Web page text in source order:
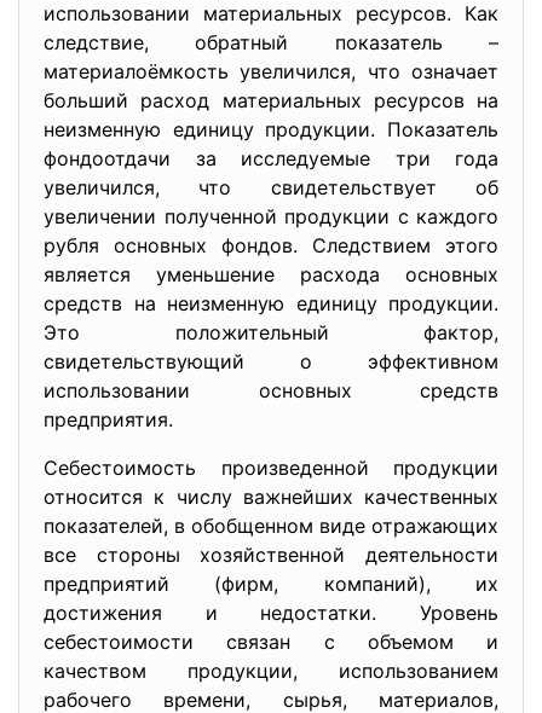
использовании материальных ресурсов. Как
следствие, обратный показатель –
материалоёмкость увеличился, что означает
больший расход материальных ресурсов на
неизменную единицу продукции. Показатель
фондоотдачи за исследуемые три года
увеличился, что свидетельствует об
увеличении полученной продукции с каждого
рубля основных фондов. Следствием этого
является уменьшение расхода основных
средств на неизменную единицу продукции.
Это положительный фактор,
свидетельствующий о эффективном
использовании основных средств
предприятия.
Себестоимость произведенной продукции
относится к числу важнейших качественных
показателей, в обобщенном виде отражающих
все стороны хозяйственной деятельности
предприятий (фирм, компаний), их
достижения и недостатки. Уровень
себестоимости связан с объемом и
качеством продукции, использованием
рабочего времени, сырья, материалов,